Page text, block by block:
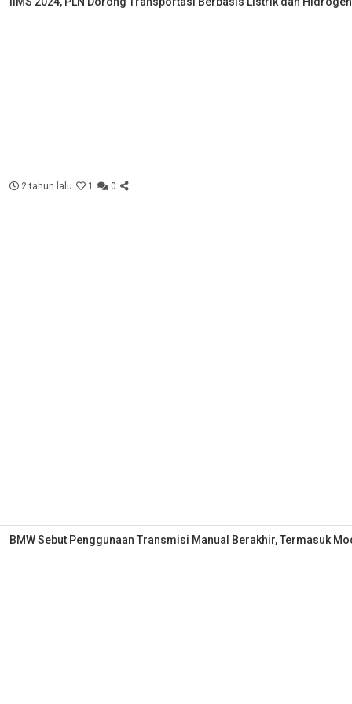
2 tahun lalu 1 0
BMW Sebut Penggunaan Transmisi Manual Berakhir, Termasuk